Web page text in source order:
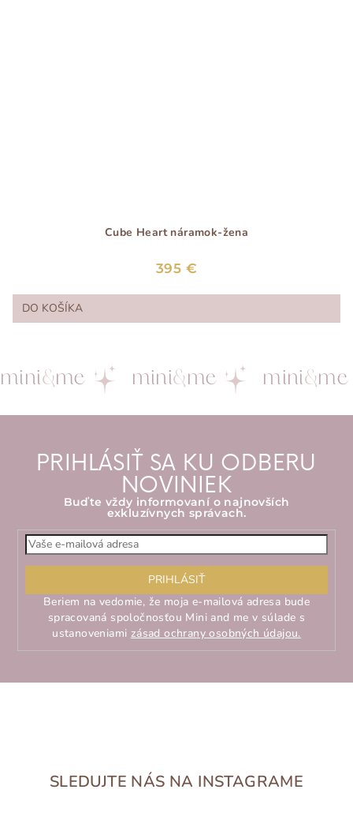
Cube Heart náramok-žena
395 €
DO KOŠÍKA
mini&me mini&me mini&me
PRIHLÁSIŤ SA KU ODBERU
NOVINIEK
Buďte vždy informovaní o najnovších
exkluzívnych správach.
E-
mailová
PRIHLÁSIŤ
Beriem na vedomie, že moja e-mailová adresa bude
spracovaná spoločnosťou Mini and me v súlade s
ustanoveniami zásad ochrany osobných údajou.
SLEDUJTE NÁS NA INSTAGRAME